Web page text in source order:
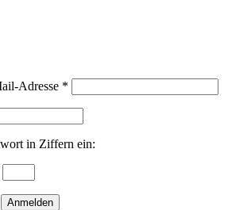
Adresse *
in Ziffern ein:
Anmelden